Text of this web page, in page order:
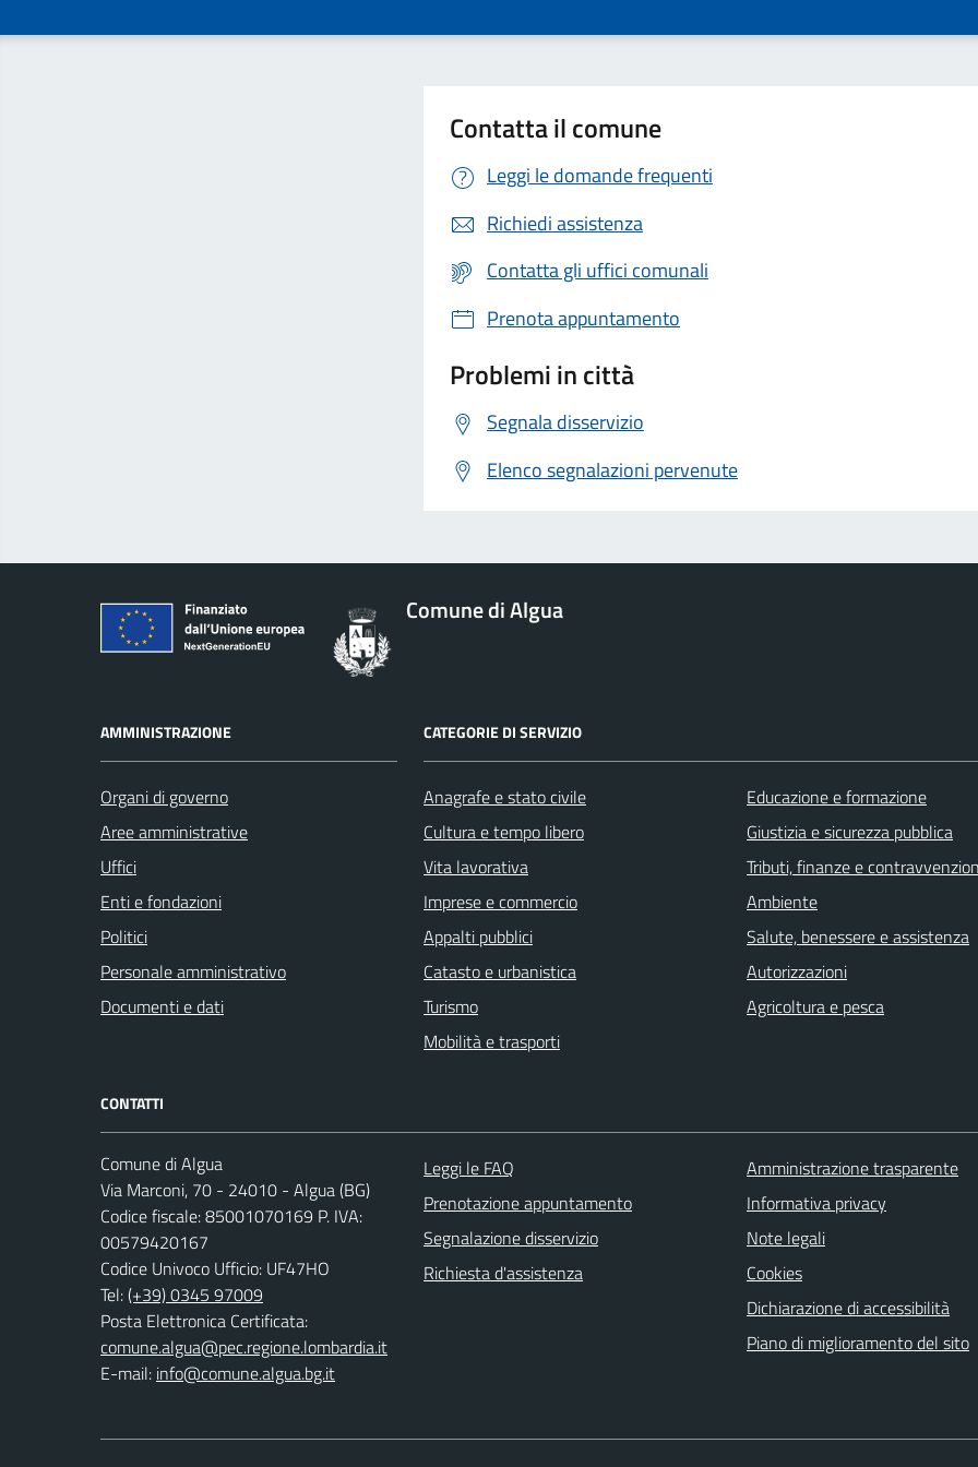
Contatta il comune
Leggi le domande frequenti
Richiedi assistenza
Contatta gli uffici comunali
Prenota appuntamento
Problemi in città
Segnala disservizio
Elenco segnalazioni pervenute
Comune di Algua
AMMINISTRAZIONE
Organi di governo
Aree amministrative
Uffici
Enti e fondazioni
Politici
Personale amministrativo
Documenti e dati
CATEGORIE DI SERVIZIO
Anagrafe e stato civile
Cultura e tempo libero
Vita lavorativa
Imprese e commercio
Appalti pubblici
Catasto e urbanistica
Turismo
Mobilità e trasporti
Educazione e formazione
Giustizia e sicurezza pubblica
Tributi, finanze e
Ambiente
Salute, benessere e assistenza
Autorizzazioni
Agricoltura e pesca
CONTATTI
Comune di Algua
Via Marconi, 70 - 24010 - Algua (BG)
Codice fiscale: 85001070169 P. IVA:
00579420167
Codice Univoco Ufficio: UF47HO
Tel:(+39) 0345 97009
Posta Elettronica Certificata:
comune.algua@pec.regione.lombardia.it
E-mail: info@comune.algua.bg.it
Leggi le FAQ
Prenotazione appuntamento
Segnalazione disservizio
Richiesta d'assistenza
Amministrazione trasparente
Informativa privacy
Note legali
Cookies
Dichiarazione di accessibilità
Piano di miglioramento del sito